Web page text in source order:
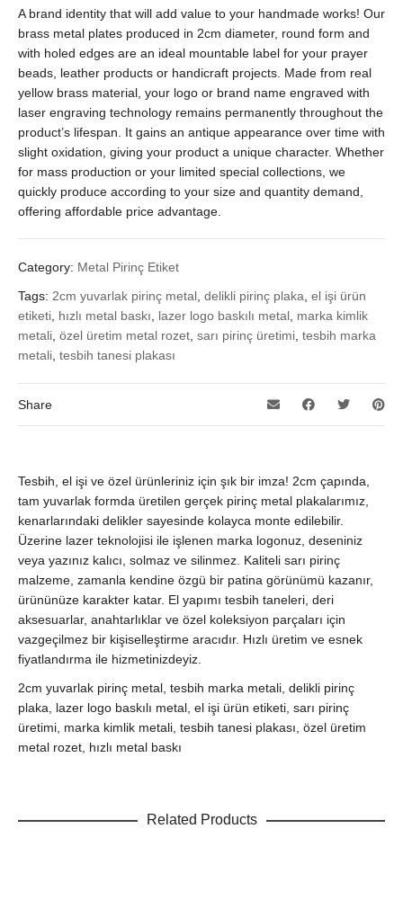
A brand identity that will add value to your handmade works! Our
brass metal plates produced in 2cm diameter, round form and
with holed edges are an ideal mountable label for your prayer
beads, leather products or handicraft projects. Made from real
yellow brass material, your logo or brand name engraved with
laser engraving technology remains permanently throughout the
product’s lifespan. It gains an antique appearance over time with
slight oxidation, giving your product a unique character. Whether
for mass production or your limited special collections, we
quickly produce according to your size and quantity demand,
offering affordable price advantage.
Category: Metal Pirinç Etiket
Tags: 2cm yuvarlak pirinç metal delikli pirinç plaka el işi ürün
etiketi hızlı metal baskı lazer logo baskılı metal marka kimlik
metali özel üretim metal rozet sarı pirinç üretimi tesbih marka
metali tesbih tanesi plakası
Share
Tesbih, el işi ve özel ürünleriniz için şık bir imza! 2cm çapında,
tam yuvarlak formda üretilen gerçek pirinç metal plakalarımız,
kenarlarındaki delikler sayesinde kolayca monte edilebilir.
Üzerine lazer teknolojisi ile işlenen marka logonuz, deseniniz
veya yazınız kalıcı, solmaz ve silinmez. Kaliteli sarı pirinç
malzeme, zamanla kendine özgü bir patina görünümü kazanır,
ürününüze karakter katar. El yapımı tesbih taneleri, deri
aksesuarlar, anahtarlıklar ve özel koleksiyon parçaları için
vazgeçilmez bir kişiselleştirme aracıdır. Hızlı üretim ve esnek
fiyatlandırma ile hizmetinizdeyiz.
2cm yuvarlak pirinç metal, tesbih marka metali, delikli pirinç
plaka, lazer logo baskılı metal, el işi ürün etiketi, sarı pirinç
üretimi, marka kimlik metali, tesbih tanesi plakası, özel üretim
metal rozet, hızlı metal baskı
Related Products